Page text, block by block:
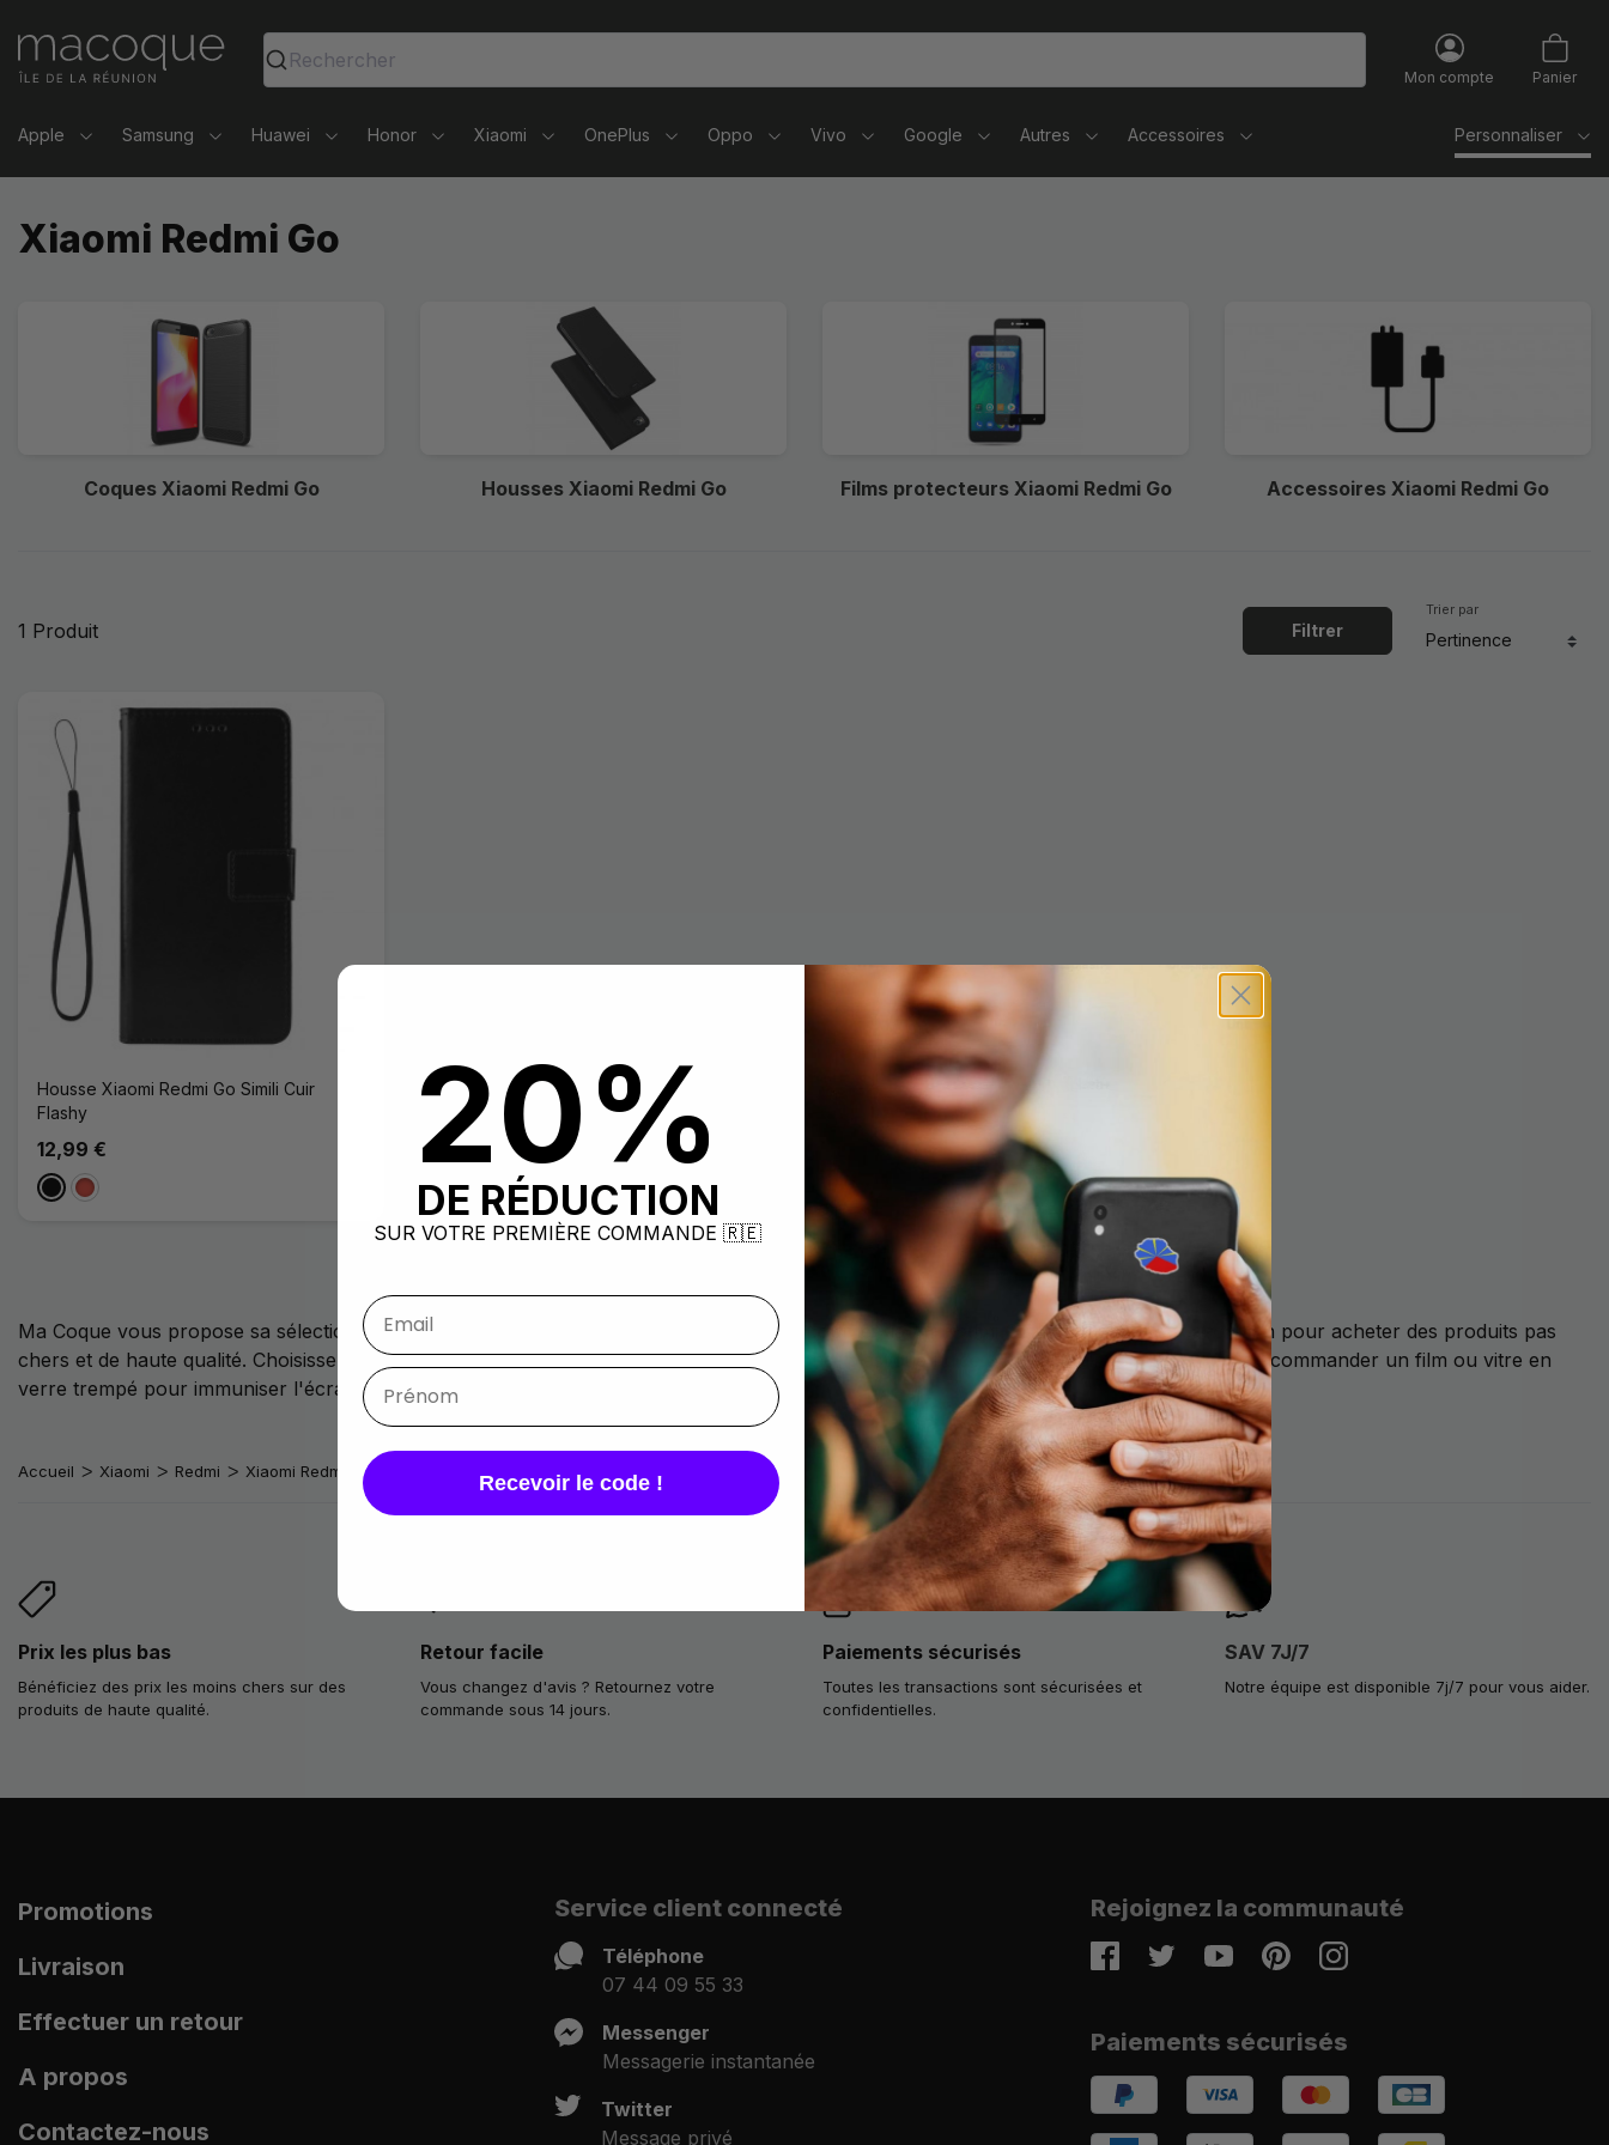
Ma Coque - Coques et Accessoires pour smartphones et tablettes
Rechercher
Mon compte Panier
Apple Samsung Huawei Honor Xiaomi OnePlus Oppo Vivo Google Autres Accessoires Personnaliser
Xiaomi Redmi Go
Coques Xiaomi Redmi Go Housses Xiaomi Redmi Go Films protecteurs Xiaomi Redmi Go Accessoires Xiaomi Redmi Go
1 Produit Filtrer
Trier par
Housse Xiaomi Redmi Go Simili Cuir
Flashy
12,99 €
NoirRouge
Ma Coque vous propose sa sélection unique de accessoires
pour le Xiaomi Redmi Go. C'est la meilleure solution pour acheter des produits pas
chers et de haute qualité. Choisissez parmis de nombreuses matières disponibles : silicone, plastique rigide ou simili-cuir. N'oubliez pas de commander un film ou vitre en
verre trempé pour immuniser l'écran des chocs.
Accueil Xiaomi Redmi Xiaomi Redmi Go
Prix les plus bas
Bénéficiez des prix les moins chers sur des
produits de haute qualité.
Retour facile
Vous changez d'avis ? Retournez votre
commande sous 14 jours.
Paiements sécurisés
Toutes les transactions sont sécurisées et
confidentielles.
SAV 7J/7
Notre équipe est disponible 7j/7 pour vous aider.
Promotions
Livraison
Effectuer un retour
A propos
Contactez-nous
Service client connecté
Téléphone
07 44 09 55 33
Messenger
Messagerie instantanée
Twitter
Message privé
Rejoignez la communauté
FacebookTwitterYoutubePinterestInstagram
Paiements sécurisés
20%
DE RÉDUCTION
SUR VOTRE PREMIÈRE COMMANDE 🇷🇪
Recevoir le code !